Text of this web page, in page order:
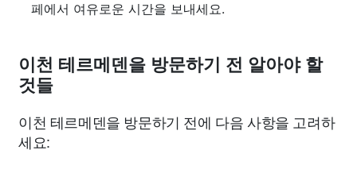
페에서 여유로운 시간을 보내세요.
이천 테르메덴을 방문하기 전 알아야 할
것들
이천 테르메덴을 방문하기 전에 다음 사항을 고려하
세요: